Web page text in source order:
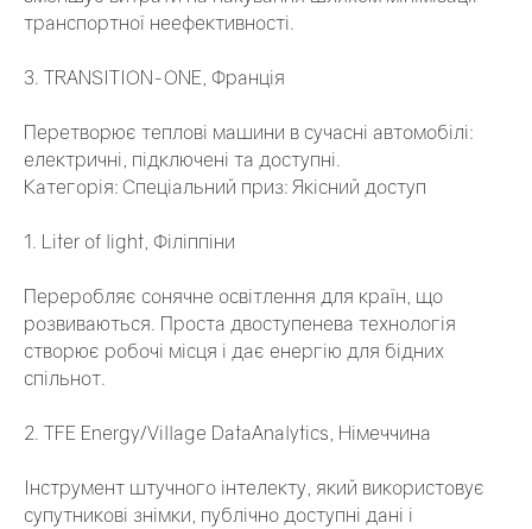
транспортної неефективності.
3. TRANSITION-ONE, Франція
Перетворює теплові машини в сучасні автомобілі:
електричні, підключені та доступні.
Категорія: Спеціальний приз: Якісний доступ
1. Liter of light, Філіппіни
Переробляє сонячне освітлення для країн, що
розвиваються. Проста двоступенева технологія
створює робочі місця і дає енергію для бідних
спільнот.
2. TFE Energy/Village DataAnalytics, Німеччина
Інструмент штучного інтелекту, який використовує
супутникові знімки, публічно доступні дані і